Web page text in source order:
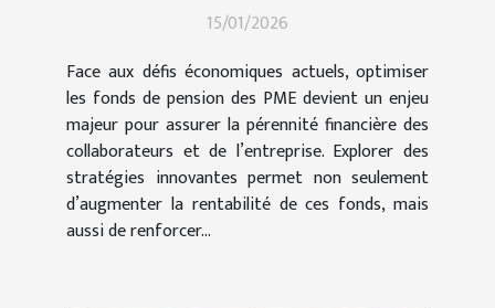
15/01/2026
Face aux défis économiques actuels, optimiser
les fonds de pension des PME devient un enjeu
majeur pour assurer la pérennité financière des
collaborateurs et de l’entreprise. Explorer des
stratégies innovantes permet non seulement
d’augmenter la rentabilité de ces fonds, mais
aussi de renforcer...